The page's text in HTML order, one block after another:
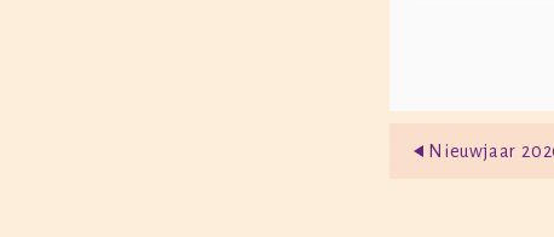
Nieuwjaar